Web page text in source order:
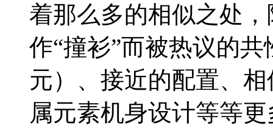
着那么多的相似之处
作“撞衫”而被热议的
元）、接近的配置、
属元素机身设计等等